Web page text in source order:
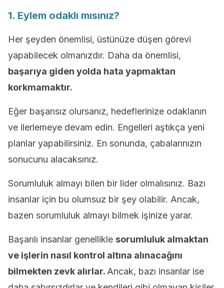
1. Eylem odaklı mısınız?
Her şeyden önemlisi, üstünüze düşen görevi
yapabilecek olmanızdır. Daha da önemlisi,
başarıya giden yolda hata yapmaktan
korkmamaktır.
Eğer başarısız olursanız, hedeflerinize odaklanın
ve ilerlemeye devam edin. Engelleri aştıkça yeni
planlar yapabilirsiniz. En sonunda, çabalarınızın
sonucunu alacaksınız.
Sorumluluk almayı bilen bir lider olmalısınız. Bazı
insanlar için bu olumsuz bir şey olabilir. Ancak,
bazen sorumluluk almayı bilmek işinize yarar.
Başarılı insanlar genellikle sorumluluk almaktan
ve işlerin nasıl kontrol altına alınacağını
bilmekten zevk alırlar. Ancak, bazı insanlar ise